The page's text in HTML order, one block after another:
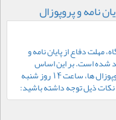
نامه و پروپوزال
مهلت دفاع از پایان نامه و
ارشد تا 30 بهمن تمدید شده است. بر این اساس
جلسه شورای گروه کامپیوتر به منظور دفاعیه پروپوزال ها، ساعت 14 روز شنبه